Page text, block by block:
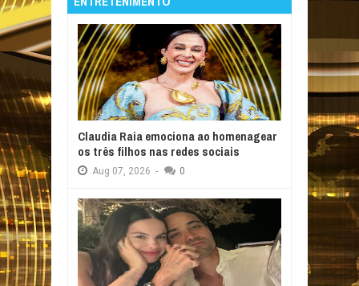
Claudia Raia emociona ao homenagear
os três filhos nas redes sociais
Aug 07, 2026 - 0